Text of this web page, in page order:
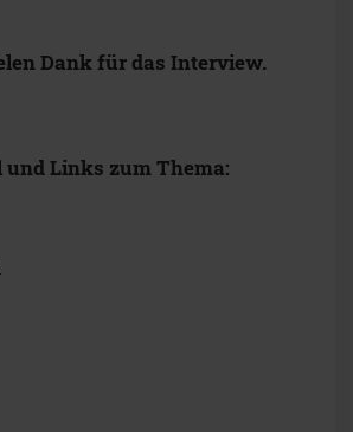
Dank für das Interview.
Links zum Thema: